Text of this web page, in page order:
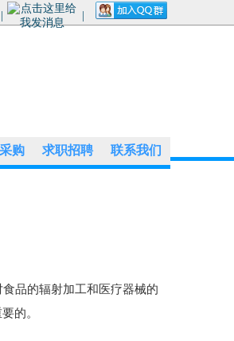
购 求职招聘 联系我们
品的辐射加工和医疗器械的
的。